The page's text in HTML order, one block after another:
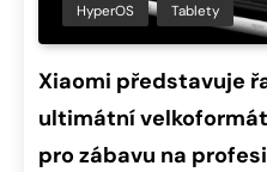
HyperOS Tablety
Xiaomi představuje
ultimátní
pro zábavu na